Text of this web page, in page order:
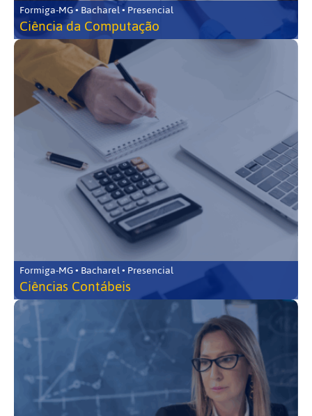
Formiga-MG • Bacharel • Presencial
Ciência da Computação
Formiga-MG • Bacharel • Presencial
Ciências Contábeis